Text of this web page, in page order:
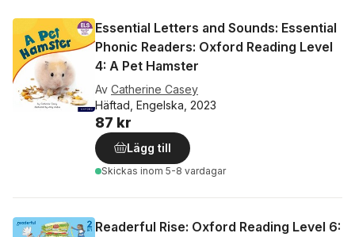
Essential Letters and Sounds: Essential
Phonic Readers: Oxford Reading Level
4: A Pet Hamster
Av Catherine Casey
Häftad, Engelska, 2023
87 kr
Lägg till
Skickas inom 5-8 vardagar
Readerful Rise: Oxford Reading Level 6: